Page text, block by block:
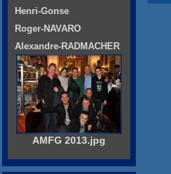
Henri-Gonse
Roger-NAVARO
Alexandre-RADMACHER
AMFG 2013.jpg